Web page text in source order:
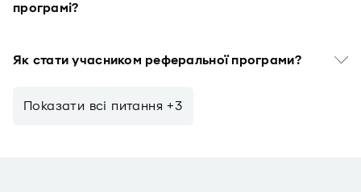
програмі?
Як стати учасником реферальної програми?
Показати всi питання +3